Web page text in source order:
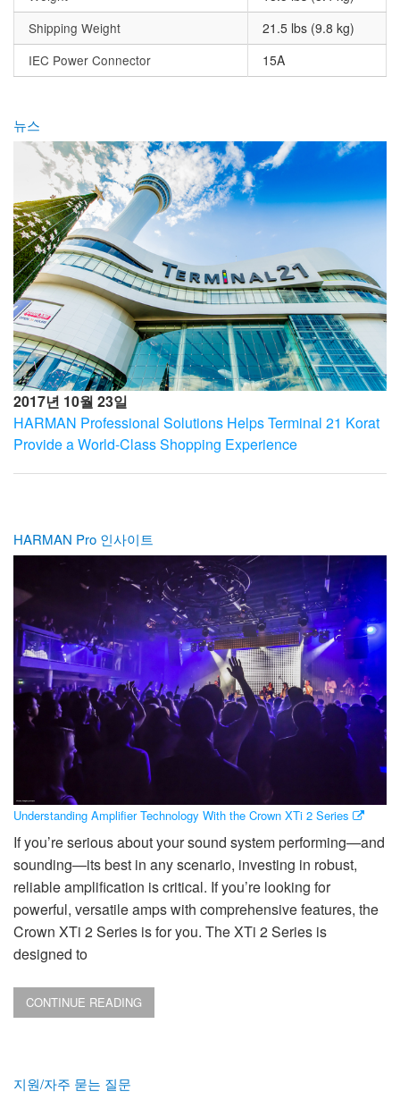
Shipping Weight
21.5 lbs (9.8 kg)
IEC Power Connector
15A
뉴스
2017년 10월 23일
HARMAN Professional Solutions Helps Terminal 21 Korat
Provide a World-Class Shopping Experience
HARMAN Pro 인사이트
Understanding Amplifier Technology With the Crown XTi 2 Series
If you’re serious about your sound system performing—and
sounding—its best in any scenario, investing in robust,
reliable amplification is critical. If you’re looking for
powerful, versatile amps with comprehensive features, the
Crown XTi 2 Series is for you. The XTi 2 Series is
designed to
CONTINUE READING
지원/자주 묻는 질문